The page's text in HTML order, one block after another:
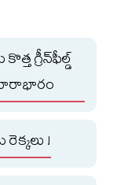
గ్రీన్‌ఫీల్డ్‌
!